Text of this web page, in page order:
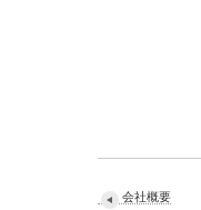
会社概要